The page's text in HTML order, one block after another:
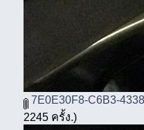
7E0E30F8-C6B3-
2245 ครั้ง.)